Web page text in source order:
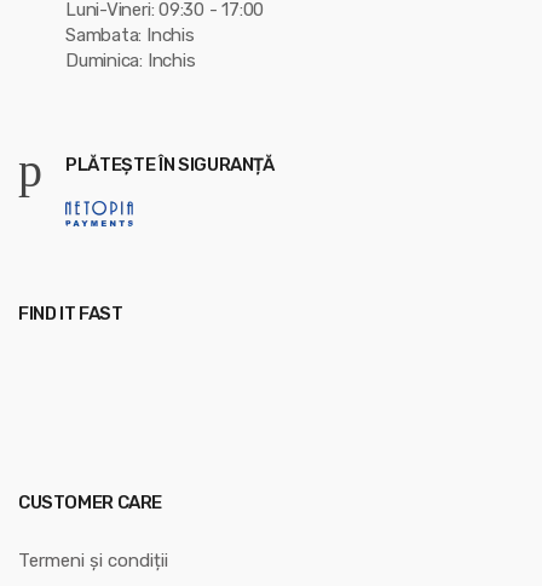
Luni-Vineri: 09:30 - 17:00
Sambata: Inchis
Duminica: Inchis
PLĂTEȘTE ÎN SIGURANȚĂ
FIND IT FAST
CUSTOMER CARE
Termeni și condiții